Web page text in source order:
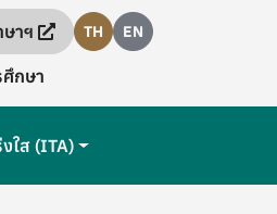
าฯ TH EN
กษา
ใส (ITA)